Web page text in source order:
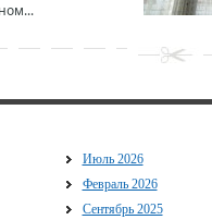
Июль 2026
Февраль 2026
Сентябрь 2025